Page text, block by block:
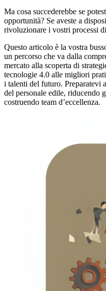
Ma cosa succederebbe se
opportunità? Se aveste a
rivoluzionare i vostri processi
Questo articolo è la vostra
un percorso che va dalla
mercato alla scoperta di
tecnologie 4.0 alle migliori
i talenti del futuro. Preparatevi
del personale edile, riducendo
costruendo team d’eccellenza.